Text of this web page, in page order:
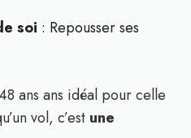
soi : Repousser ses
ans ans idéal pour celle
vol, c’est une